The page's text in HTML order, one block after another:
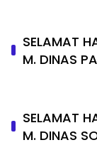
SELAMAT
M. DINAS
SELAMAT
M. DINAS